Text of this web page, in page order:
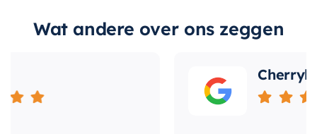
Wat andere over ons zeggen
Cherryl